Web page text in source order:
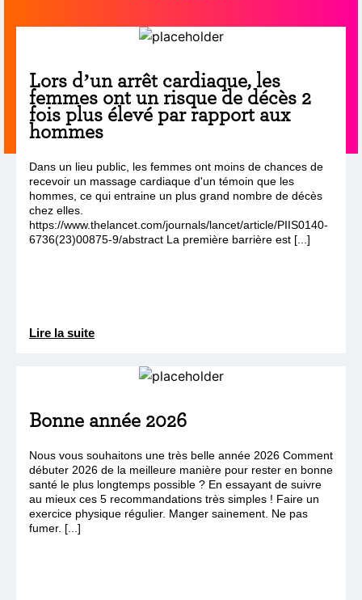
Lors d’un arrêt cardiaque, les
femmes ont un risque de décès 2
fois plus élevé par rapport aux
hommes
Dans un lieu public, les femmes ont moins de chances de
recevoir un massage cardiaque d'un témoin que les
hommes, ce qui entraine un plus grand nombre de décès
chez elles.
https://www.thelancet.com/journals/lancet/article/PIIS0140-
6736(23)00875-9/abstract La première barrière est [...]
Lire la suite
Bonne année 2026
Nous vous souhaitons une très belle année 2026 Comment
débuter 2026 de la meilleure manière pour rester en bonne
santé le plus longtemps possible ? En essayant de suivre
au mieux ces 5 recommandations très simples ! Faire un
exercice physique régulier. Manger sainement. Ne pas
fumer. [...]